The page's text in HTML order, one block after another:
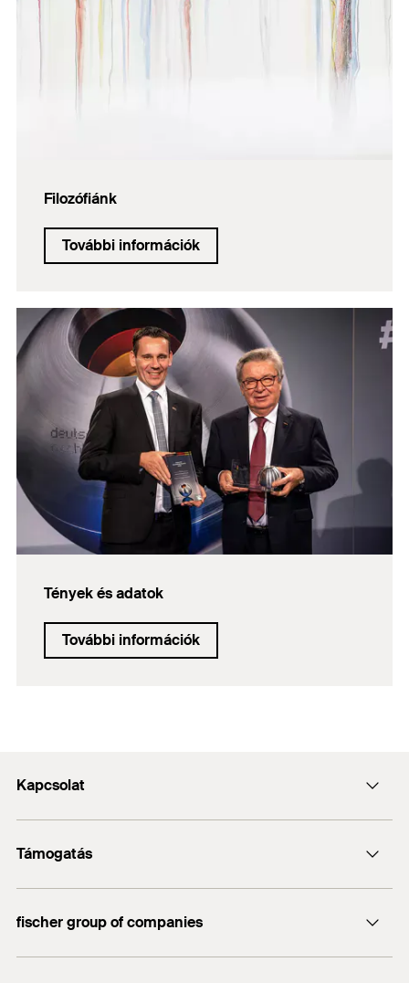
Filozófiánk
További információk
Tények és adatok
További információk
Kapcsolat
info@fischerhungary.hu
+36 1 347 9754
Támogatás
Műszaki dokumentumok letöltése
Profi App
fischer group of companies